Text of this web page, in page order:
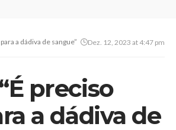
a dádiva de sangue” Dez. 12, 2023 at 4:47 pm
preciso
a dádiva de